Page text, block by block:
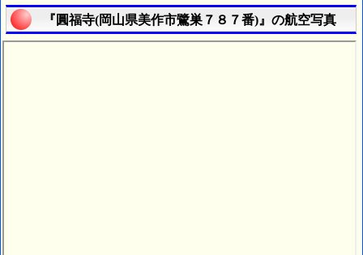
『圓福寺(岡山県美作市鷺巣７８７番)』の航空写真